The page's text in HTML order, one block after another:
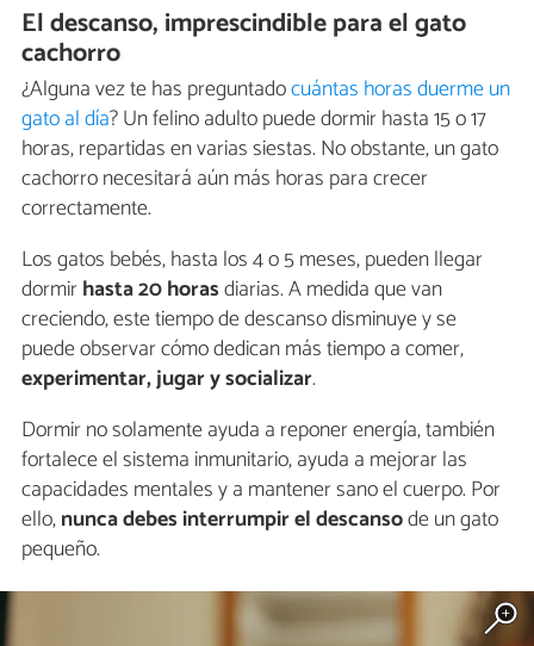
El descanso, imprescindible para el gato
cachorro
¿Alguna vez te has preguntadocuántas horas duerme un
gato al día? Un felino adulto puede dormir hasta 15 o 17
horas, repartidas en varias siestas. No obstante, un gato
cachorro necesitará aún más horas para crecer
correctamente.
Los gatos bebés, hasta los 4 o 5 meses, pueden llegar
dormirhasta 20 horasdiarias. A medida que van
creciendo, este tiempo de descanso disminuye y se
puede observar cómo dedican más tiempo a comer,
experimentar, jugar y socializar.
Dormir no solamente ayuda a reponer energía, también
fortalece el sistema inmunitario, ayuda a mejorar las
capacidades mentales y a mantener sano el cuerpo. Por
ello,nunca debes interrumpir el descansode un gato
pequeño.